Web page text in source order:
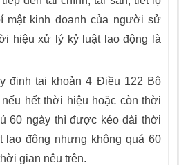
mật kinh doanh của người sử
hiệu xử lý kỷ luật lao động là
định tại khoản 4 Điều 122 Bộ
nếu hết thời hiệu hoặc còn thời
60 ngày thì được kéo dài thời
lao động nhưng không quá 60
gian nêu trên.